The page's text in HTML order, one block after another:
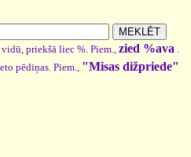
priekšā liec %. Piem., zied %ava .
pēdiņas. Piem., "Misas dižpriede"